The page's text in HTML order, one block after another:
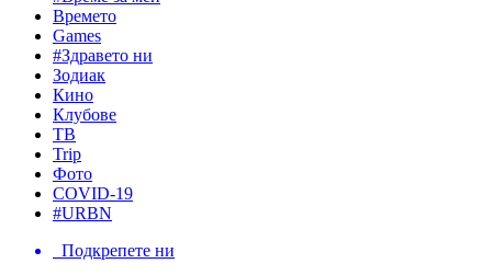
Времето
Games
#Здравето ни
Зодиак
Кино
Клубове
ТВ
Trip
Фото
COVID-19
#URBN
Подкрепете ни